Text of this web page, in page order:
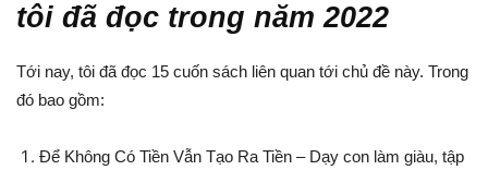
tôi đã đọc trong năm 2022
Tới nay, tôi đã đọc 15 cuốn sách liên quan tới chủ đề này. Trong
đó bao gồm:
Để Không Có Tiền Vẫn Tạo Ra Tiền – Dạy con làm giàu, tập